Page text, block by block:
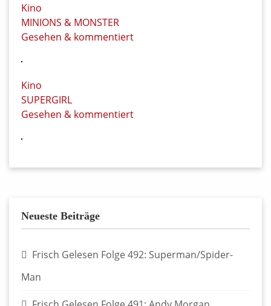
Kino
MINIONS & MONSTER
Gesehen & kommentiert
Kino
SUPERGIRL
Gesehen & kommentiert
Neueste Beiträge
Frisch Gelesen Folge 492: Superman/Spider-
Man